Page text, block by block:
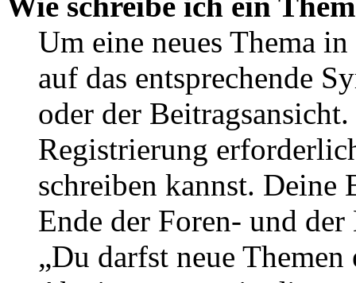
Um eine neues Thema
auf das entsprechende
oder der
Registrierung
schreiben kannst. Deine
Ende der Foren- und
„Du darfst neue